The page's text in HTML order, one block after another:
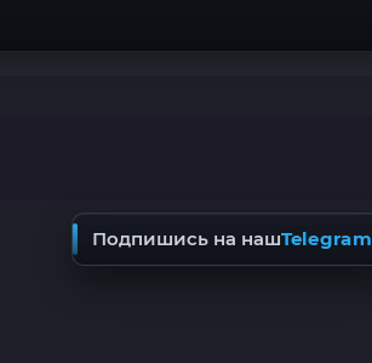
Подпишись на нашTelegram